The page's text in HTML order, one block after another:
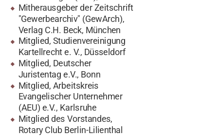
Mitherausgeber der Zeitschrift
"Gewerbearchiv" (GewArch),
Verlag C.H. Beck, München
Mitglied, Studienvereinigung
Kartellrecht e. V., Düsseldorf
Mitglied, Deutscher
Juristentag e.V., Bonn
Mitglied, Arbeitskreis
Evangelischer Unternehmer
(AEU) e.V., Karlsruhe
Mitglied des Vorstandes,
Rotary Club Berlin-Lilienthal